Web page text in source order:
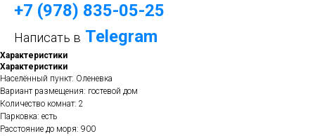
+7 (978) 835-05-25
Написать в Telegram
Характеристики
Характеристики
Населённый пункт: Оленевка
Вариант размещения: гостевой дом
Количество комнат: 2
Парковка: есть
Расстояние до моря: 900